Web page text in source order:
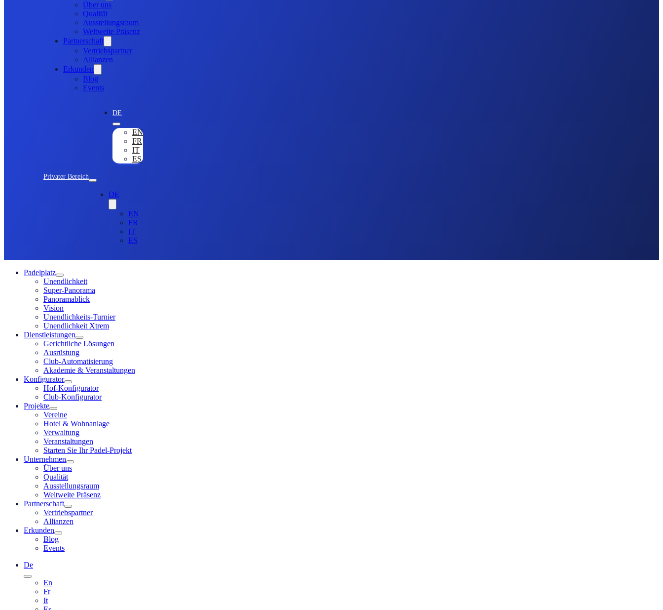
Über uns
Qualität
Ausstellungsraum
Weltweite Präsenz
Partnerschaft
Vertriebspartner
Allianzen
Erkunden
Blog
Events
Privater Bereich
DE
EN
FR
IT
ES
DE
EN
FR
IT
ES
Padelplatz
Unendlichkeit
Super-Panorama
Panoramablick
Vision
Unendlichkeits-Turnier
Unendlichkeit Xtrem
Dienstleistungen
Gerichtliche Lösungen
Ausrüstung
Club-Automatisierung
Akademie & Veranstaltungen
Konfigurator
Hof-Konfigurator
Club-Konfigurator
Projekte
Vereine
Hotel & Wohnanlage
Verwaltung
Veranstaltungen
Starten Sie Ihr Padel-Projekt
Unternehmen
Über uns
Qualität
Ausstellungsraum
Weltweite Präsenz
Partnerschaft
Vertriebspartner
Allianzen
Erkunden
Blog
Events
De
En
Fr
It